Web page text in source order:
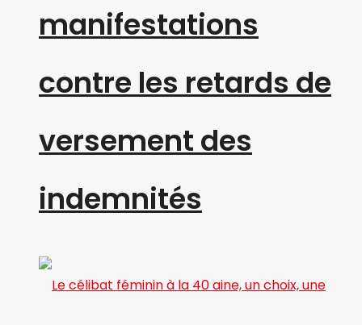
manifestations
contre les retards de
versement des
indemnités